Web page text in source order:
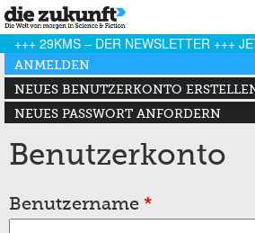
+++ 29KMS – DER NEWSLETTER +++
Haupt-Reiter
ANMELDEN
(AKTIVER REITER)
NEUES BENUTZERKONTO
NEUES PASSWORT ANFORDERN
Benutzerkonto
Benutzername *